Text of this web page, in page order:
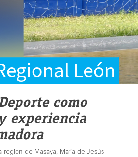
como
experiencia
región de Masaya, María de Jesús